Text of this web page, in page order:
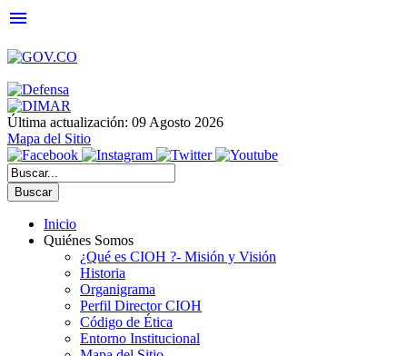
menu
Última actualización: 09 Agosto 2026
Mapa del Sitio
Buscar
Inicio
Quiénes Somos
¿Qué es CIOH ?- Misión y Visión
Historia
Organigrama
Perfil Director CIOH
Código de Ética
Entorno Institucional